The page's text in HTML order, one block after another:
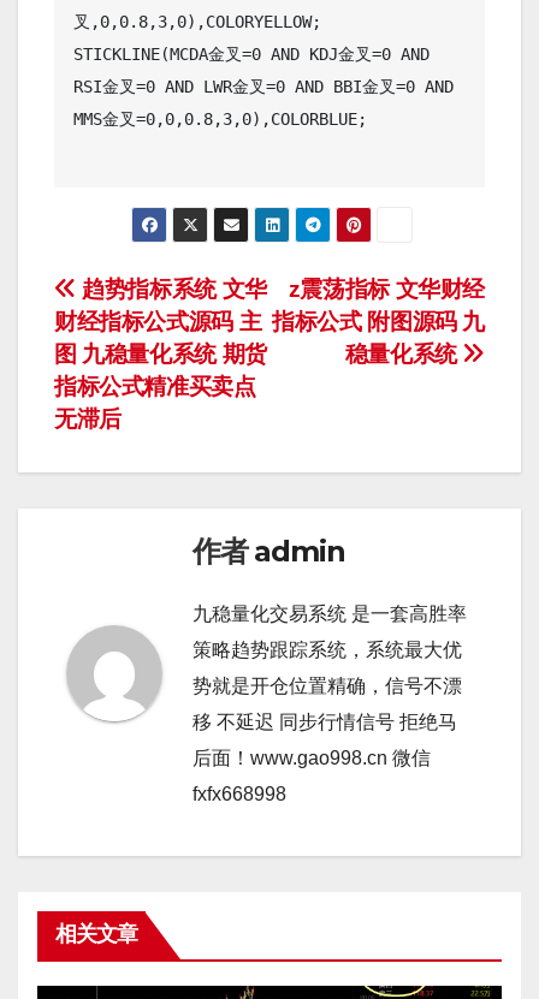
叉,0,0.8,3,0),COLORYELLOW;
STICKLINE(MCDA金叉=0 AND KDJ金叉=0 AND
RSI金叉=0 AND LWR金叉=0 AND BBI金叉=0 AND
MMS金叉=0,0,0.8,3,0),COLORBLUE;
文
章
导
航
z震荡指标 文华财经
指标公式 附图源码 九
稳量化系统
趋势指标系统 文华
财经指标公式源码 主
图 九稳量化系统 期货
指标公式精准买卖点
无滞后
作者admin
九稳量化交易系统 是一套高胜率
策略趋势跟踪系统，系统最大优
势就是开仓位置精确，信号不漂
移 不延迟 同步行情信号 拒绝马
后面！www.gao998.cn 微信
fxfx668998
相关文章